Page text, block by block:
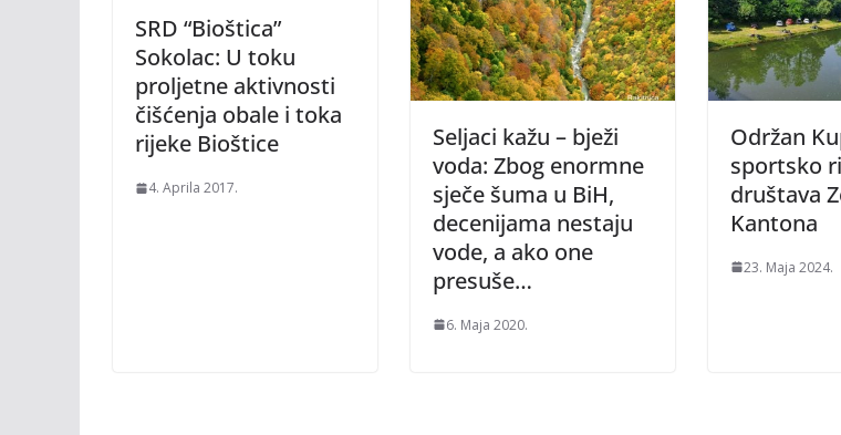
SRD “Bioštica”
Sokolac: U toku
proljetne aktivnosti
čišćenja obale i toka
rijeke Bioštice
4. Aprila 2017.
Seljaci kažu – bježi
voda: Zbog enormne
sječe šuma u BiH,
decenijama nestaju
vode, a ako one
presuše…
6. Maja 2020.
Održan
sportsko
društava
Kantona
23. Maja 2024.